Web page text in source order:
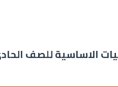
الاساسية للصف